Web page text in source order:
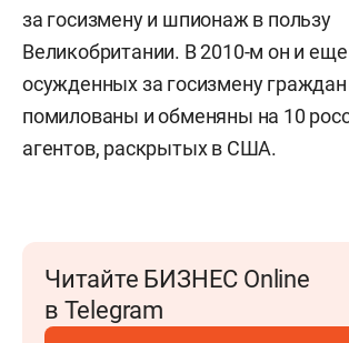
за госизмену и шпионаж в пользу
Великобритании. В 2010-м он и
осужденных за госизмену
помилованы и обменяны на 10
агентов, раскрытых в США.
Читайте БИЗНЕС Online
в Telegram